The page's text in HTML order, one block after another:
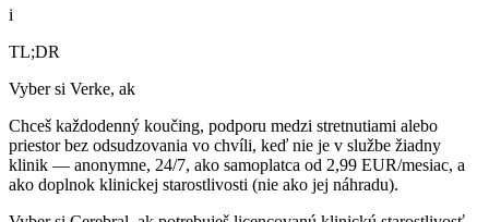
i
TL;DR
Vyber si Verke, ak
Chceš každodenný koučing, podporu medzi stretnutiami alebo
priestor bez odsudzovania vo chvíli, keď nie je v službe žiadny
klinik — anonymne, 24/7, ako samoplatca od 2,99 EUR/mesiac, a
ako doplnok klinickej starostlivosti (nie ako jej náhradu).